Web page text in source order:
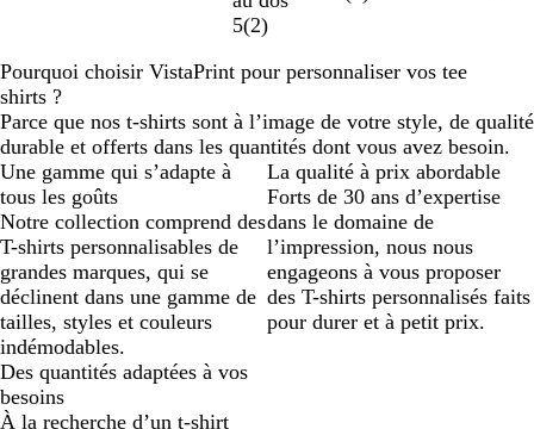
i
r
e
5(2)
Pourquoi choisir VistaPrint pour personnaliser vos tee
shirts ?
Parce que nos t-shirts sont à l’image de votre style, de qualité
durable et offerts dans les quantités dont vous avez besoin.
Une gamme qui s’adapte à
tous les goûts
Notre collection comprend des
T-shirts personnalisables de
grandes marques, qui se
déclinent dans une gamme de
tailles, styles et couleurs
indémodables.
La qualité à prix abordable
Forts de 30 ans d’expertise
dans le domaine de
l’impression, nous nous
engageons à vous proposer
des T-shirts personnalisés faits
pour durer et à petit prix.
Des quantités adaptées à vos
besoins
À la recherche d’un t-shirt